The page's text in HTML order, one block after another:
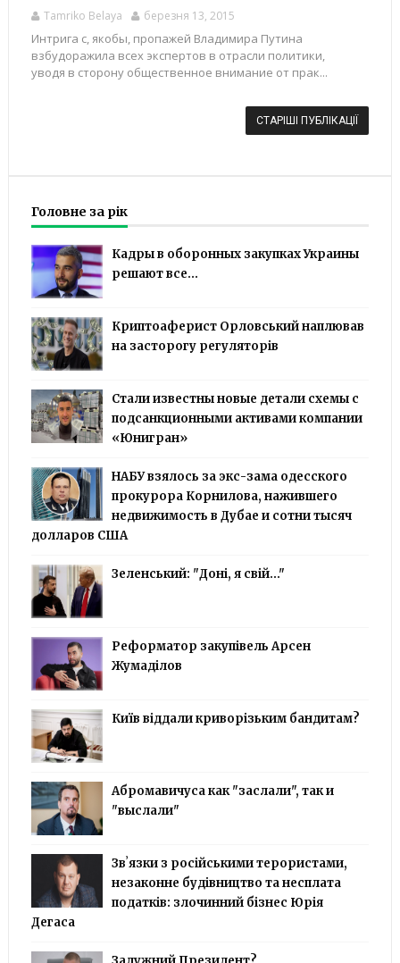
Tamriko Belaya березня 13, 2015
Интрига с, якобы, пропажей Владимира Путина
взбудоражила всех экспертов в отрасли политики,
уводя в сторону общественное внимание от прак...
СТАРІШІ ПУБЛІКАЦІЇ
Головне за рік
Кадры в оборонных закупках Украины
решают все...
Криптоаферист Орловський наплював
на засторогу регуляторів
Стали известны новые детали схемы с
подсанкционными активами компании
«Юнигран»
НАБУ взялось за экс-зама одесского
прокурора Корнилова, нажившего
недвижимость в Дубае и сотни тысяч
долларов США
Зеленський: "Доні, я свій..."
Реформатор закупівель Арсен
Жумаділов
Київ віддали криворізьким бандитам?
Абромавичуса как "заслали", так и
"выслали"
Звʼязки з російськими терористами,
незаконне будівництво та несплата
податків: злочинний бізнес Юрія
Дегаса